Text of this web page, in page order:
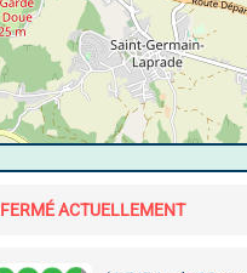
FERMÉ ACTUELLEMENT